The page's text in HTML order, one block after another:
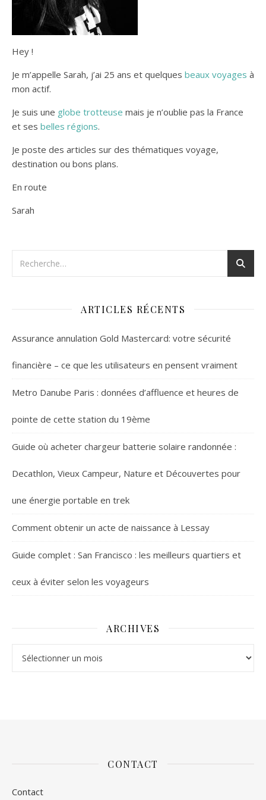
Hey !
Je m’appelle Sarah, j’ai 25 ans et quelques beaux voyages à
mon actif.
Je suis une globe trotteuse mais je n’oublie pas la France
et ses belles régions.
Je poste des articles sur des thématiques voyage,
destination ou bons plans.
En route
Sarah
ARTICLES RÉCENTS
Assurance annulation Gold Mastercard: votre sécurité
financière – ce que les utilisateurs en pensent vraiment
Metro Danube Paris : données d’affluence et heures de
pointe de cette station du 19ème
Guide où acheter chargeur batterie solaire randonnée :
Decathlon, Vieux Campeur, Nature et Découvertes pour
une énergie portable en trek
Comment obtenir un acte de naissance à Lessay
Guide complet : San Francisco : les meilleurs quartiers et
ceux à éviter selon les voyageurs
ARCHIVES
CONTACT
Contact